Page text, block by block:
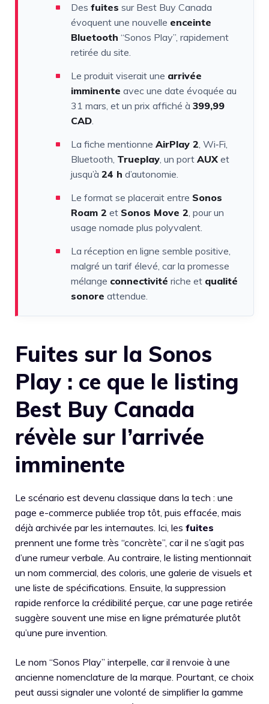
Des fuites sur Best Buy Canada
évoquent une nouvelle enceinte
Bluetooth “Sonos Play”, rapidement
retirée du site.
Le produit viserait une arrivée
imminente avec une date évoquée au
31 mars, et un prix affiché à 399,99
CAD.
La fiche mentionne AirPlay 2, Wi‑Fi,
Bluetooth, Trueplay, un port AUX et
jusqu’à 24 h d’autonomie.
Le format se placerait entre Sonos
Roam 2 et Sonos Move 2, pour un
usage nomade plus polyvalent.
La réception en ligne semble positive,
malgré un tarif élevé, car la promesse
mélange connectivité riche et qualité
sonore attendue.
Fuites sur la Sonos
Play : ce que le listing
Best Buy Canada
révèle sur l’arrivée
imminente
Le scénario est devenu classique dans la tech : une
page e-commerce publiée trop tôt, puis effacée, mais
déjà archivée par les internautes. Ici, les fuites
prennent une forme très “concrète”, car il ne s’agit pas
d’une rumeur verbale. Au contraire, le listing mentionnait
un nom commercial, des coloris, une galerie de visuels et
une liste de spécifications. Ensuite, la suppression
rapide renforce la crédibilité perçue, car une page retirée
suggère souvent une mise en ligne prématurée plutôt
qu’une pure invention.
Le nom “Sonos Play” interpelle, car il renvoie à une
ancienne nomenclature de la marque. Pourtant, ce choix
peut aussi signaler une volonté de simplifier la gamme